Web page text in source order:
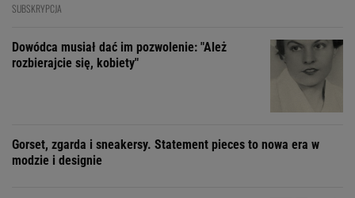
SUBSKRYPCJA
Dowódca musiał dać im pozwolenie: "Ależ
rozbierajcie się, kobiety"
Gorset, zgarda i sneakersy. Statement pieces to nowa era w
modzie i designie